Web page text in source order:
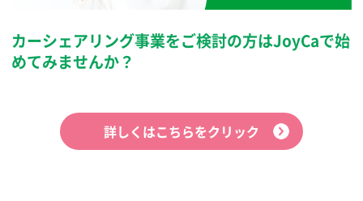
カーシェアリング事業をご検討の方はJoyCaで始
めてみませんか？
詳しくはこちらをクリック